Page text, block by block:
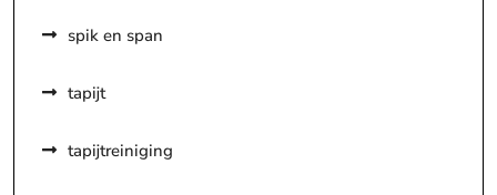
spik en span
tapijt
tapijtreiniging